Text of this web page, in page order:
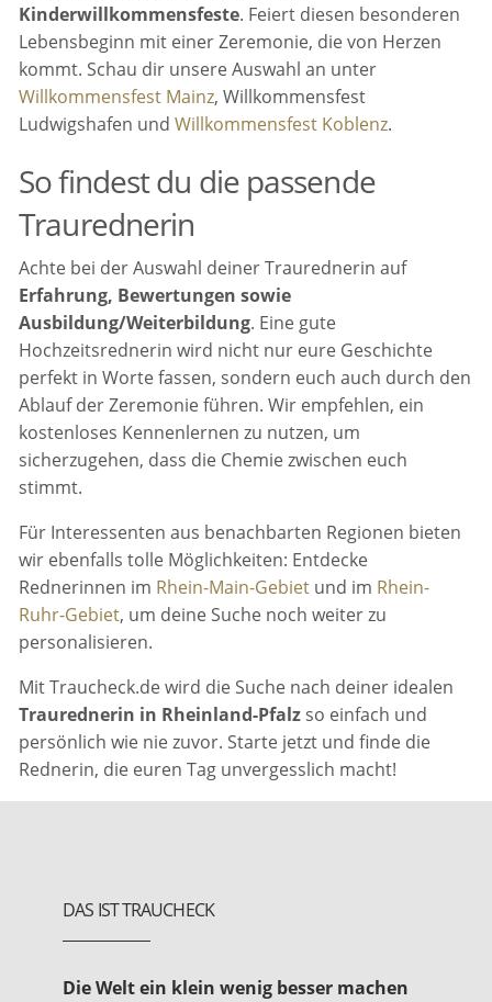
Kinderwillkommensfeste. Feiert diesen besonderen
Lebensbeginn mit einer Zeremonie, die von Herzen
kommt. Schau dir unsere Auswahl an unter
Willkommensfest Mainz, Willkommensfest
Ludwigshafen undWillkommensfest Koblenz.
So findest du die passende
Traurednerin
Achte bei der Auswahl deiner Traurednerin auf
Erfahrung, Bewertungen sowie
Ausbildung/Weiterbildung. Eine gute
Hochzeitsrednerin wird nicht nur eure Geschichte
perfekt in Worte fassen, sondern euch auch durch den
Ablauf der Zeremonie führen. Wir empfehlen, ein
kostenloses Kennenlernen zu nutzen, um
sicherzugehen, dass die Chemie zwischen euch
stimmt.
Für Interessenten aus benachbarten Regionen bieten
wir ebenfalls tolle Möglichkeiten: Entdecke
Rednerinnen im Rhein-Main-Gebiet und im Rhein-
Ruhr-Gebiet, um deine Suche noch weiter zu
personalisieren.
Mit Traucheck.de wird die Suche nach deiner idealen
Traurednerin in Rheinland-Pfalz so einfach und
persönlich wie nie zuvor. Starte jetzt und finde die
Rednerin, die euren Tag unvergesslich macht!
DAS IST TRAUCHECK
Die Welt ein klein wenig besser machen